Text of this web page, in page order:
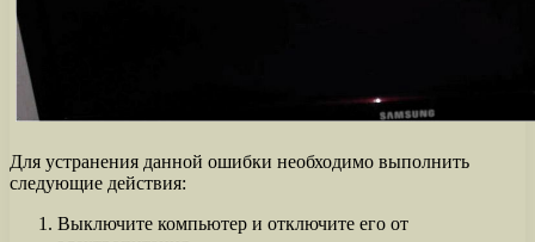
Для устранения данной ошибки необходимо выполнить
следующие действия:
Выключите компьютер и отключите его от